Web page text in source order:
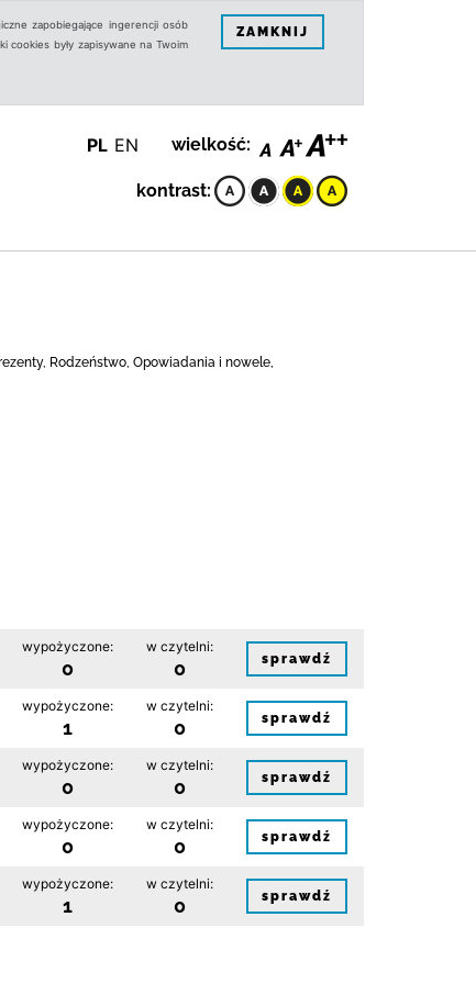
zapobiegające ingerencji osób
były zapisywane na Twoim
ZAMKNIJ
PL EN wielkość:
kontrast:
Rodzeństwo, Opowiadania i nowele,
wypożyczone:
0
w czytelni:
0 sprawdź
wypożyczone:
1
w czytelni:
0 sprawdź
wypożyczone:
0
w czytelni:
0 sprawdź
wypożyczone:
0
w czytelni:
0 sprawdź
wypożyczone:
1
w czytelni:
0 sprawdź